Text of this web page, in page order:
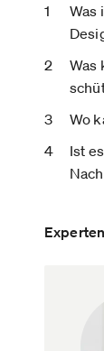
Was
Was
Wo
Ist
Experten